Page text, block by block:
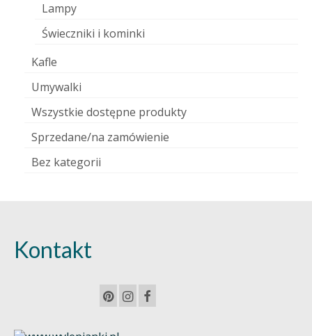
Lampy
Świeczniki i kominki
Kafle
Umywalki
Wszystkie dostępne produkty
Sprzedane/na zamówienie
Bez kategorii
Kontakt